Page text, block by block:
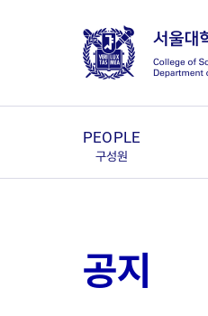
PEOPLE
구성원
공지